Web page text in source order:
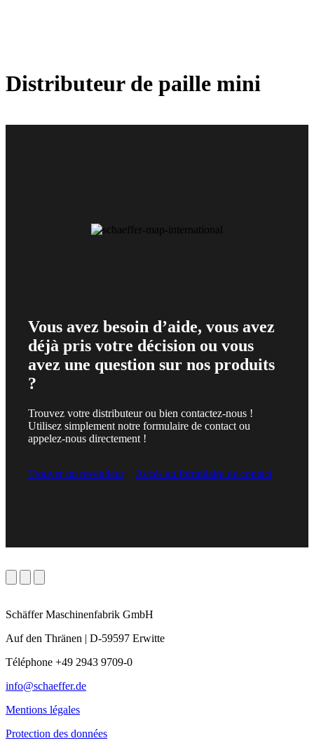
Distributeur de paille mini
Vous avez besoin d’aide, vous avez
déjà pris votre décision ou vous
avez une question sur nos produits
?
Trouvez votre distributeur ou bien contactez-nous !
Utilisez simplement notre formulaire de contact ou
appelez-nous directement !
Trouver un revendeur Accès au formulaire de contact
Schäffer Maschinenfabrik GmbH
Auf den Thränen | D-59597 Erwitte
Téléphone +49 2943 9709-0
info@schaeffer.de
Mentions légales
Protection des données